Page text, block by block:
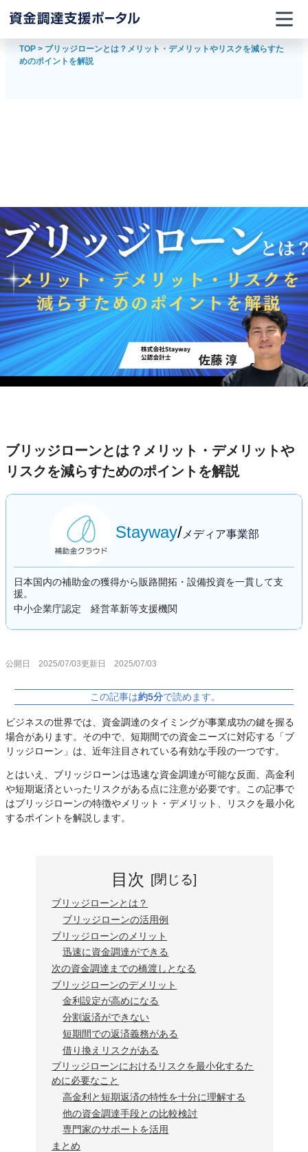
TOP > ブリッジローンとは？メリット・デメリットやリスクを減らすた
めのポイントを解説
ブリッジローンとは？メリット・デメリットや
リスクを減らすためのポイントを解説
Stayway/ メディア事業部
日本国内の補助金の獲得から販路開拓・設備投資を一貫して支
援。
中小企業庁認定 経営革新等支援機関
公開日 2025/07/03更新日 2025/07/03
この記事は約5分で読めます。
ビジネスの世界では、資金調達のタイミングが事業成功の鍵を握る
場合があります。その中で、短期間での資金ニーズに対応する「ブ
リッジローン」は、近年注目されている有効な手段の一つです。
とはいえ、ブリッジローンは迅速な資金調達が可能な反面、高金利
や短期返済といったリスクがある点に注意が必要です。この記事で
はブリッジローンの特徴やメリット・デメリット、リスクを最小化
するポイントを解説します。
目次
ブリッジローンとは？
ブリッジローンの活用例
ブリッジローンのメリット
迅速に資金調達ができる
次の資金調達までの橋渡しとなる
ブリッジローンのデメリット
金利設定が高めになる
分割返済ができない
短期間での返済義務がある
借り換えリスクがある
ブリッジローンにおけるリスクを最小化するた
めに必要なこと
高金利と短期返済の特性を十分に理解する
他の資金調達手段との比較検討
専門家のサポートを活用
まとめ